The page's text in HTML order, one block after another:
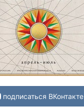
подписаться ВКонтакте